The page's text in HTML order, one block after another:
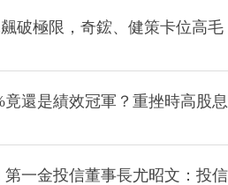
破極限，奇鋐、健策卡位高毛
竟還是績效冠軍？重挫時高股息
第一金投信董事長尤昭文：投信